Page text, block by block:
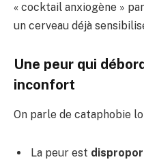
« cocktail anxiogène »
un cerveau déjà
Une peur qui
inconfort
On parle de cataphobie
La peur est